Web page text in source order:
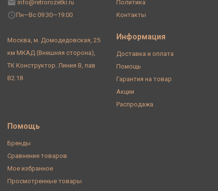
info@retrorozetki.ru
Пн—Вс 09:30—19:00
Москва, м. Домодедовская, 25
км МКАД (Внешняя сторона),
ТК Конструктор. Линия В, пав
В2.18
Политика
Контакты
Информация
Доставка и оплата
Помощь
Гарантия на товар
Акции
Распродажа
Помощь
Бренды
Сравнение товаров
Мое избранное
Просмотренные товары